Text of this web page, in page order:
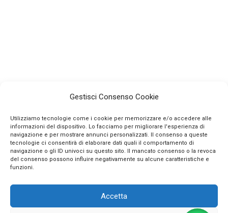
Gestisci Consenso Cookie
Utilizziamo tecnologie come i cookie per memorizzare e/o accedere alle
informazioni del dispositivo. Lo facciamo per migliorare l'esperienza di
navigazione e per mostrare annunci personalizzati. Il consenso a queste
tecnologie ci consentirà di elaborare dati quali il comportamento di
navigazione o gli ID univoci su questo sito. Il mancato consenso o la revoca
del consenso possono influire negativamente su alcune caratteristiche e
funzioni.
Accetta
INFO
SEGUICI SUI SOCIAL